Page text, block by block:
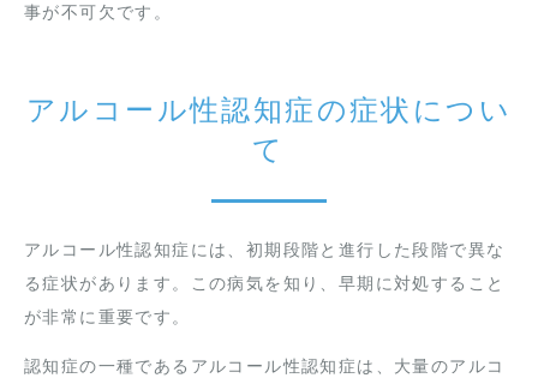
事が不可欠です。
アルコール性認知症の症状につい
て
アルコール性認知症には、初期段階と進行した段階で異な
る症状があります。この病気を知り、早期に対処すること
が非常に重要です。
認知症の一種であるアルコール性認知症は、大量のアルコ